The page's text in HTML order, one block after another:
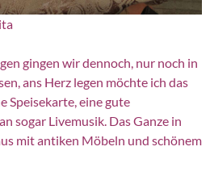
gingen wir dennoch, nur noch in
ans Herz legen möchte ich das
Speisekarte, eine gute
sogar Livemusik. Das Ganze in
mit antiken Möbeln und schönem